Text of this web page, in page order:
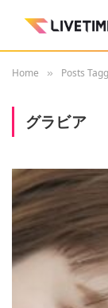
Home » Posts
グラビア